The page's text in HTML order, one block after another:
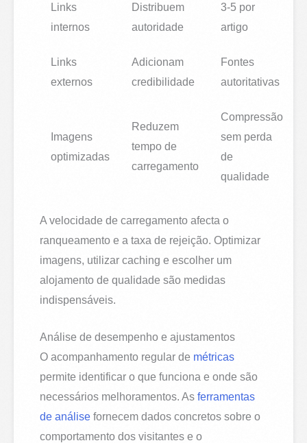
Links
internos
Distribuem
autoridade
3-5 por
artigo
Links
externos
Adicionam
credibilidade
Fontes
autoritativas
Imagens
optimizadas
Reduzem
tempo de
carregamento
Compressão
sem perda
de
qualidade
A velocidade de carregamento afecta o
ranqueamento e a taxa de rejeição. Optimizar
imagens, utilizar caching e escolher um
alojamento de qualidade são medidas
indispensáveis.
Análise de desempenho e ajustamentos
O acompanhamento regular de métricas
permite identificar o que funciona e onde são
necessários melhoramentos. Asferramentas
de análise fornecem dados concretos sobre o
comportamento dos visitantes e o